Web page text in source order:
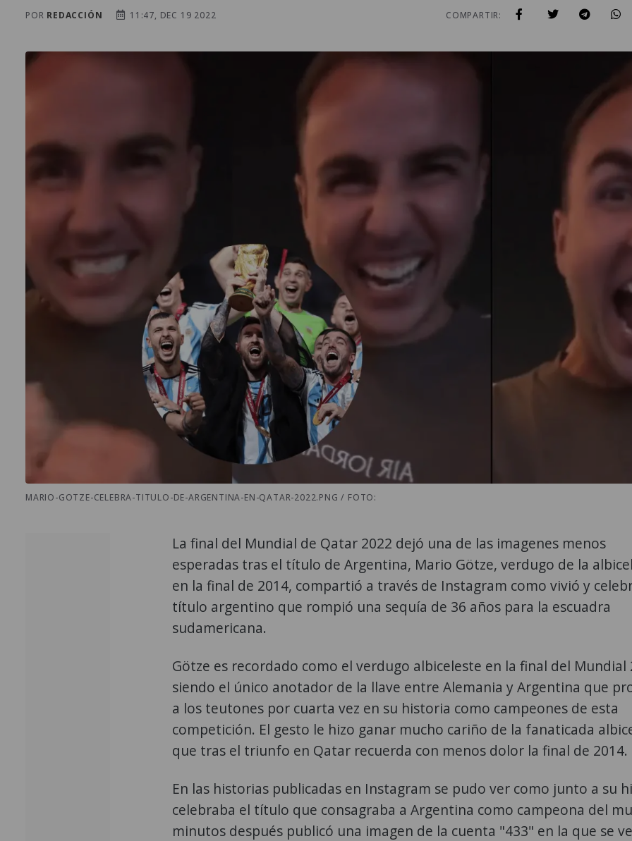
POR REDACCIÓN 11:47, DEC 19 2022 COMPARTIR:
MARIO-GOTZE-CELEBRA-TITULO-DE-ARGENTINA-EN-QATAR-2022.PNG / FOTO:
La final del Mundial de Qatar 2022 dejó una de las imagenes menos
esperadas tras el título de Argentina, Mario Götze, verdugo de la
en la final de 2014, compartió a través de Instagram como vivió y
título argentino que rompió una sequía de 36 años para la escuadra
sudamericana.
Götze es recordado como el verdugo albiceleste en la final del Mundial
siendo el único anotador de la llave entre Alemania y Argentina que
a los teutones por cuarta vez en su historia como campeones de esta
competición. El gesto le hizo ganar mucho cariño de la fanaticada
que tras el triunfo en Qatar recuerda con menos dolor la final de 2014.
En las historias publicadas en Instagram se pudo ver como junto a su
celebraba el título que consagraba a Argentina como campeona del
minutos después publicó una imagen de la cuenta "433" en la que se